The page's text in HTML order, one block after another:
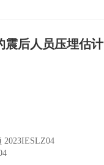
震后人员压埋估计
2023IESLZ04